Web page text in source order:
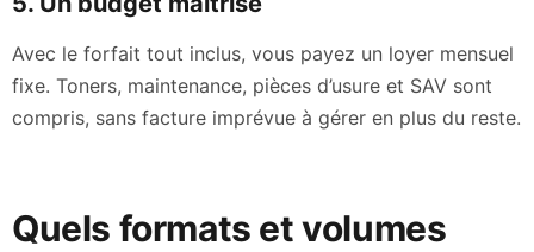
Avec le forfait tout inclus, vous payez un loyer mensuel
fixe. Toners, maintenance, pièces d’usure et SAV sont
compris, sans facture imprévue à gérer en plus du reste.
Quels formats et volumes